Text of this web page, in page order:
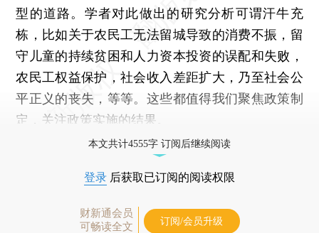
型的道路。学者对此做出的研究分析可谓汗牛充
栋，比如关于农民工无法留城导致的消费不振，留
守儿童的持续贫困和人力资本投资的误配和失败，
农民工权益保护，社会收入差距扩大，乃至社会公
平正义的丧失，等等。这些都值得我们聚焦政策制
定，关注政策实施的结果。
本文共计4555字 订阅后继续阅读
登录 后获取已订阅的阅读权限
财新通会员
可畅读全文
订阅/会员升级